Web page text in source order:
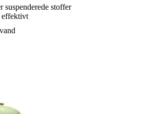
stoffer
effektivt